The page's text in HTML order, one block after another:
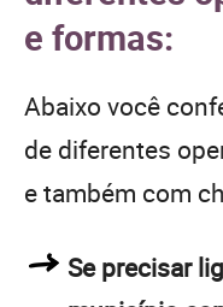
e formas:
Abaixo você
de diferentes
e também com
Se precisar